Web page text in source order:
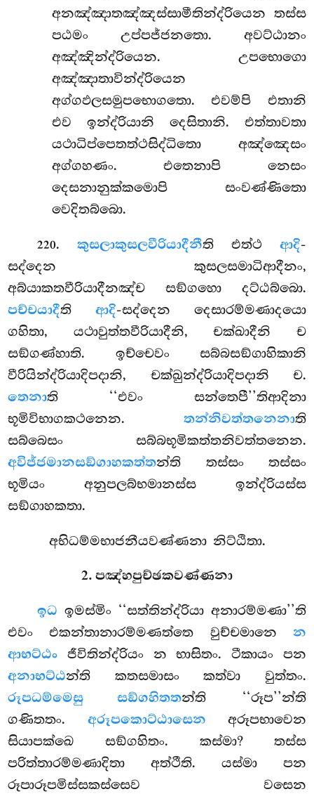
අනඤ්ඤාතඤ්ඤස්සාමීතින්ද්රියෙන තස්ස
පඨමං උප්පජ්ජනතො. අවට්ඨානං
අඤ්ඤින්ද්රියෙන. උපභොගො
අඤ්ඤාතාවින්ද්රියෙන
අග්ගඵලසමුපභොගතො. එවම්පි එතානි
එව ඉන්ද්රියානි දෙසිතානි. එත්තාවතා
යථාධිප්පෙතත්ථසිද්ධිතො අඤ්ඤෙසං
අග්ගහණං. එතෙනාපි නෙසං
දෙසනානුක්කමොපි සංවණ්ණිතො
වෙදිතබ්බො.
220. කුසලාකුසලවීරියාදීනීති එත්ථ ආදි-
සද්දෙන කුසලසමාධිආදීනං,
අබ්යාකතවීරියාදීනඤ්ච සඞ්ගහො දට්ඨබ්බො.
පච්චයාදීති ආදි-සද්දෙන දෙසාරම්මණාදයො
ගහිතා, යථාවුත්තවීරියාදීනි, චක්ඛාදීනි ච
සඞ්ගණ්හාති. ඉච්චෙවං සබ්බසඞ්ගාහිකානි
වීරියින්ද්රියාදිපදානි, චක්ඛුන්ද්රියාදිපදානි ච.
තෙනාති ‘‘එවං සන්තෙපී’’තිආදිනා
භූමිවිභාගකථනෙන. තන්නිවත්තනෙනාති
සබ්බෙසං සබ්බභූමිකත්තනිවත්තනෙන.
අවිජ්ජමානසඞ්ගාහකත්තන්ති තස්සං තස්සං
භූමියං අනුපලබ්භමානස්ස ඉන්ද්රියස්ස
සඞ්ගාහකතා.
අභිධම්මභාජනීයවණ්ණනා නිට්ඨිතා.
2. පඤ්හපුච්ඡකවණ්ණනා
ඉධ ඉමස්මිං ‘‘සත්තින්ද්රියා අනාරම්මණා’’ති
එවං එකන්තානාරම්මණත්තෙ වුච්චමානෙ න
ආභට්ඨං ජීවිතින්ද්රියං න භාසිතං. ටීකායං පන
අනාභට්ඨන්ති කතසමාසං කත්වා වුත්තං.
රූපධම්මෙසු සඞ්ගහිතතන්ති ‘‘රූප’’න්ති
ගණිතතං. අරූපකොට්ඨාසෙන අරූපභාවෙන
සියාපක්ඛෙ සඞ්ගහිතං. කස්මා? තස්ස
පරිත්තාරම්මණාදිතා අත්ථීති. යස්මා පන
රූපාරූපමිස්සකස්සෙව වසෙන